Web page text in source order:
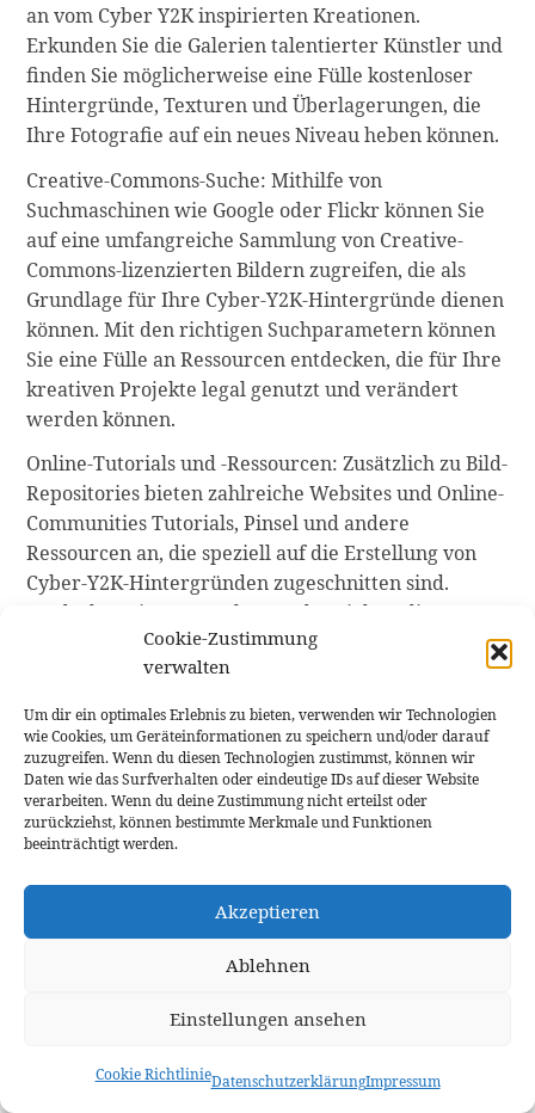
Cookie-Zustimmung
verwalten
Um dir ein optimales Erlebnis zu bieten, verwenden wir Technologien
wie Cookies, um Geräteinformationen zu speichern und/oder darauf
zuzugreifen. Wenn du diesen Technologien zustimmst, können wir
Daten wie das Surfverhalten oder eindeutige IDs auf dieser Website
verarbeiten. Wenn du deine Zustimmung nicht erteilst oder
zurückziehst, können bestimmte Merkmale und Funktionen
beeinträchtigt werden.
Akzeptieren
Ablehnen
Einstellungen ansehen
Cookie RichtlinieDatenschutzerklärungImpressum
an vom Cyber Y2K inspirierten Kreationen.
Erkunden Sie die Galerien talentierter Künstler und
finden Sie möglicherweise eine Fülle kostenloser
Hintergründe, Texturen und Überlagerungen, die
Ihre Fotografie auf ein neues Niveau heben können.
Creative-Commons-Suche: Mithilfe von
Suchmaschinen wie Google oder Flickr können Sie
auf eine umfangreiche Sammlung von Creative-
Commons-lizenzierten Bildern zugreifen, die als
Grundlage für Ihre Cyber-Y2K-Hintergründe dienen
können. Mit den richtigen Suchparametern können
Sie eine Fülle an Ressourcen entdecken, die für Ihre
kreativen Projekte legal genutzt und verändert
werden können.
Online-Tutorials und -Ressourcen: Zusätzlich zu Bild-
Repositories bieten zahlreiche Websites und Online-
Communities Tutorials, Pinsel und andere
Ressourcen an, die speziell auf die Erstellung von
Cyber-Y2K-Hintergründen zugeschnitten sind.
Entdecken Sie Foren, Blogs und Social-Media-
Gruppen, die sich dieser Ästhetik widmen, um
wertvolle Tipps, Techniken und kostenlose
Ressourcen zu entdecken.
Denken Sie daran, dass diese Ressourcen zwar eine
Vielzahl kostenloser Optionen bieten, es jedoch von
entscheidender Bedeutung ist, die Rechte an
geistigem Eigentum zu respektieren und alle
Designer zu unterstützen, indem Sie nach
Möglichkeit Premium-Assets kaufen oder zu ihren
Indem Sie diese unschätzbaren Ressourcen nutzen
und sich den Geist der Cyber Y2K-Ästhetik zu eigen
machen, können Sie Ihre Fotografie aufwerten und